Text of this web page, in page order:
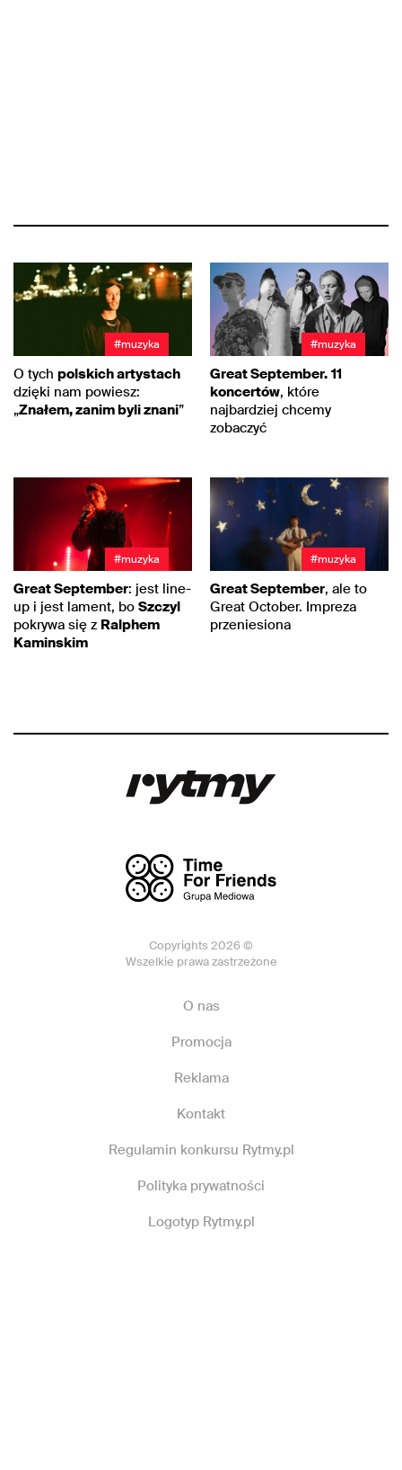
#muzyka
O tych polskich artystach
dzięki nam powiesz:
„Znałem, zanim byli znani”
#muzyka
Great September. 11
koncertów, które
najbardziej chcemy
zobaczyć
#muzyka
Great September: jest line-
up i jest lament, bo Szczyl
pokrywa się z Ralphem
Kaminskim
#muzyka
Great September, ale to
Great October. Impreza
przeniesiona
Copyrights 2026 ©
Wszelkie prawa zastrzeżone
O nas
Promocja
Reklama
Kontakt
Regulamin konkursu Rytmy.pl
Polityka prywatności
Logotyp Rytmy.pl